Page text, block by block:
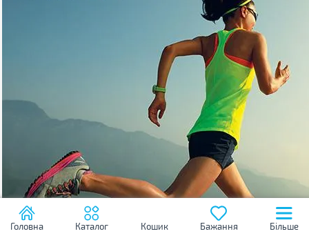
Головна Каталог Кошик Бажання Більше